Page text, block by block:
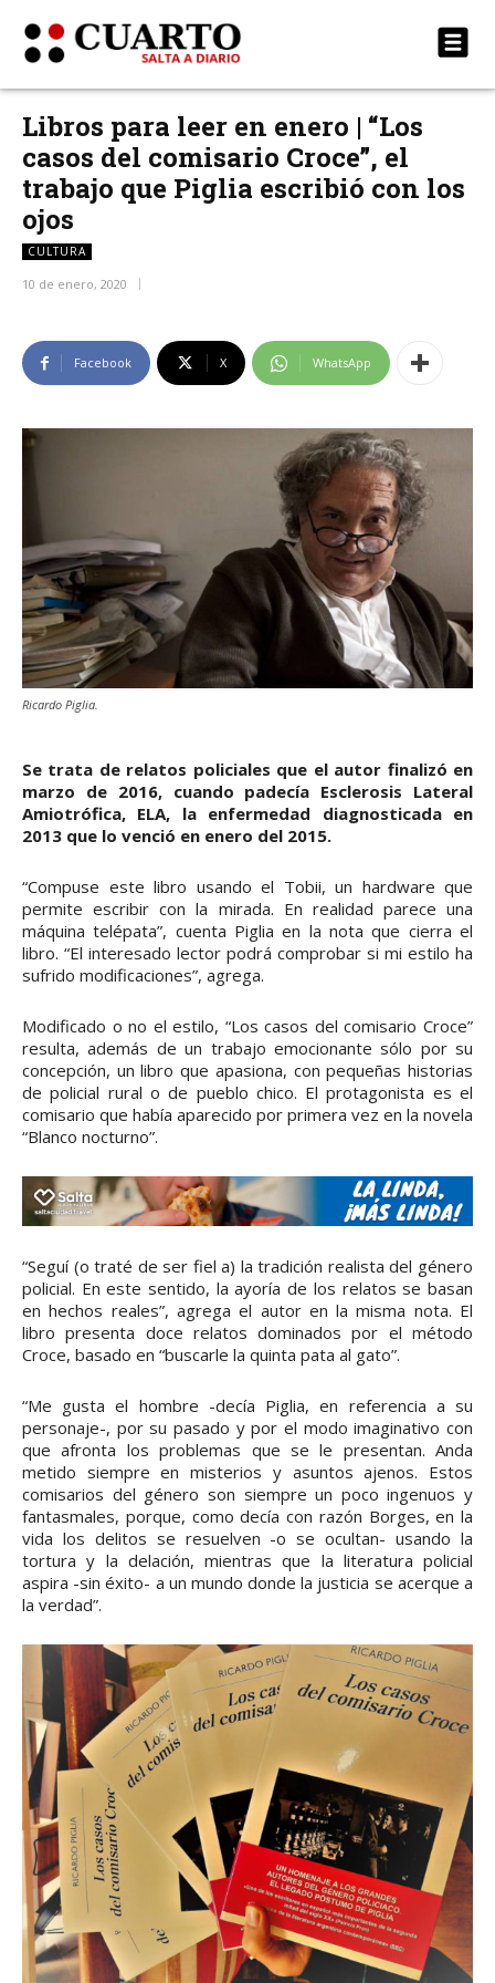
Libros para leer en enero | “Los
casos del comisario Croce”, el
trabajo que Piglia escribió con los
ojos
CULTURA
10 de enero, 2020
Facebook X WhatsApp
Ricardo Piglia.
Se trata de relatos policiales que el autor finalizó en
marzo de 2016, cuando padecía Esclerosis Lateral
Amiotrófica, ELA, la enfermedad diagnosticada en
2013 que lo venció en enero del 2015.
“Compuse este libro usando el Tobii, un hardware que
permite escribir con la mirada. En realidad parece una
máquina telépata”, cuenta Piglia en la nota que cierra el
libro. “El interesado lector podrá comprobar si mi estilo ha
sufrido modificaciones”, agrega.
Modificado o no el estilo, “Los casos del comisario Croce”
resulta, además de un trabajo emocionante sólo por su
concepción, un libro que apasiona, con pequeñas historias
de policial rural o de pueblo chico. El protagonista es el
comisario que había aparecido por primera vez en la novela
“Blanco nocturno”.
“Seguí (o traté de ser fiel a) la tradición realista del género
policial. En este sentido, la ayoría de los relatos se basan
en hechos reales”, agrega el autor en la misma nota. El
libro presenta doce relatos dominados por el método
Croce, basado en “buscarle la quinta pata al gato”.
“Me gusta el hombre -decía Piglia, en referencia a su
personaje-, por su pasado y por el modo imaginativo con
que afronta los problemas que se le presentan. Anda
metido siempre en misterios y asuntos ajenos. Estos
comisarios del género son siempre un poco ingenuos y
fantasmales, porque, como decía con razón Borges, en la
vida los delitos se resuelven -o se ocultan- usando la
tortura y la delación, mientras que la literatura policial
aspira -sin éxito- a un mundo donde la justicia se acerque a
la verdad”.